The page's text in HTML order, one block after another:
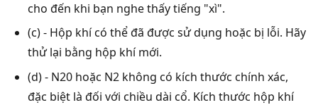
cho đến khi bạn nghe thấy tiếng "xì".
(c) - Hộp khí có thể đã được sử dụng hoặc bị lỗi. Hãy
thử lại bằng hộp khí mới.
(d) - N20 hoặc N2 không có kích thước chính xác,
đặc biệt là đối với chiều dài cổ. Kích thước hộp khí